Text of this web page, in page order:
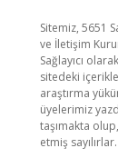
Sitemiz, 5651
ve İletişim
Sağlayıcı
sitedeki
araştırma
üyelerimiz
taşımakta
etmiş sayılırlar.